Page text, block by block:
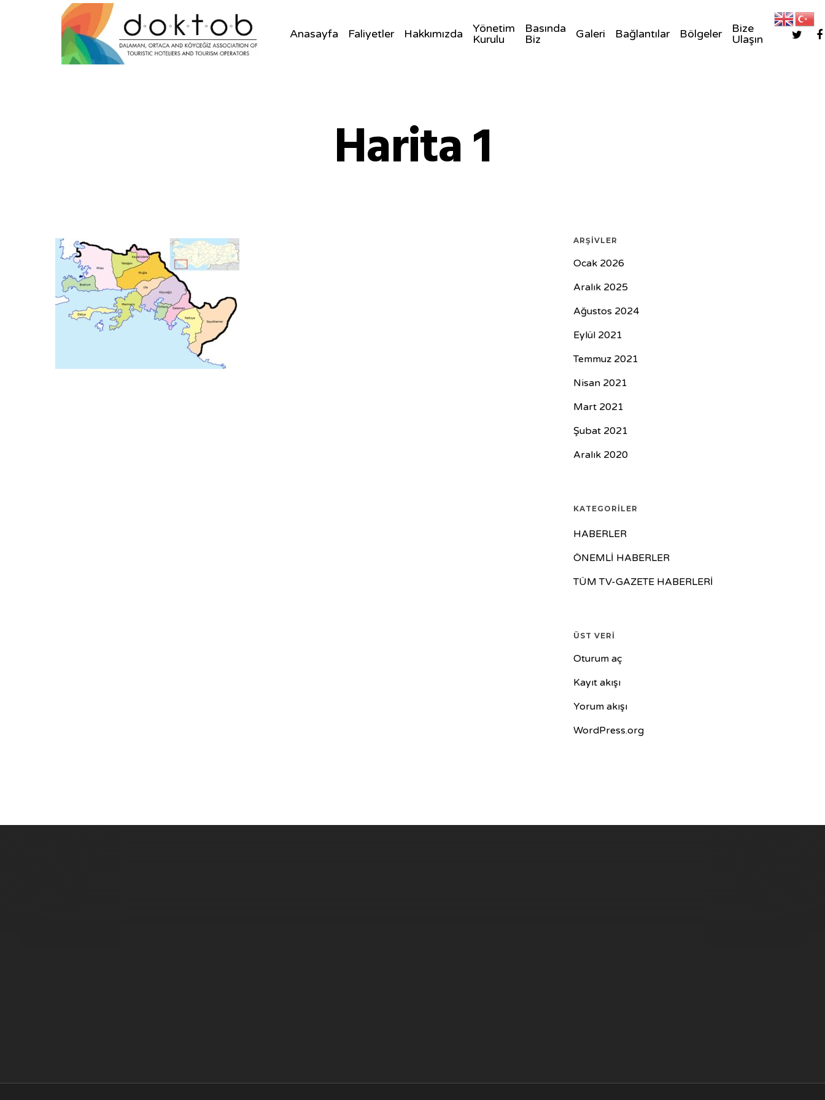
Anasayfa Faliyetler Hakkımızda
Yönetim
Kurulu
Basında
Biz
Galeri Bağlantılar Bölgeler
Bize
Ulaşın
Harita 1
ARŞIVLER
Ocak 2026
Aralık 2025
Ağustos 2024
Eylül 2021
Temmuz 2021
Nisan 2021
Mart 2021
Şubat 2021
Aralık 2020
KATEGORILER
HABERLER
ÖNEMLİ HABERLER
TÜM TV-GAZETE HABERLERİ
ÜST VERI
Oturum aç
Kayıt akışı
Yorum akışı
WordPress.org